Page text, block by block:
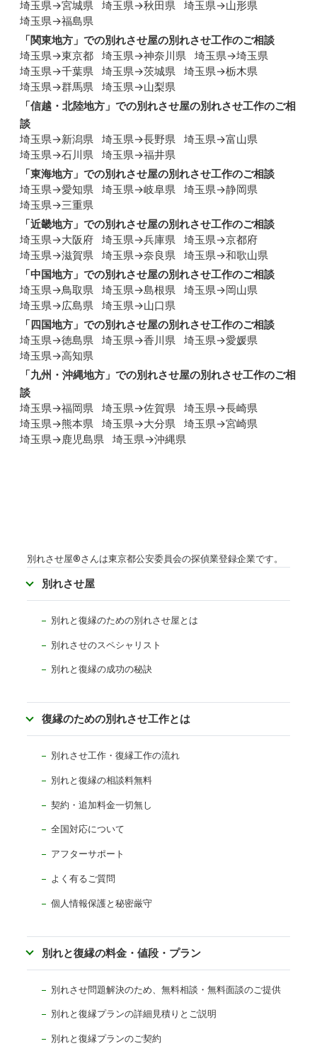
埼玉県→宮城県
埼玉県→秋田県
埼玉県→山形県
埼玉県→福島県
「関東地方 」での別れさせ屋の別れさせ工作のご相談
埼玉県→東京都
埼玉県→神奈川県
埼玉県→埼玉県
埼玉県→千葉県
埼玉県→茨城県
埼玉県→栃木県
埼玉県→群馬県
埼玉県→山梨県
「信越・北陸地方 」での別れさせ屋の別れさせ工作のご相
談
埼玉県→新潟県
埼玉県→長野県
埼玉県→富山県
埼玉県→石川県
埼玉県→福井県
「東海地方 」での別れさせ屋の別れさせ工作のご相談
埼玉県→愛知県
埼玉県→岐阜県
埼玉県→静岡県
埼玉県→三重県
「近畿地方 」での別れさせ屋の別れさせ工作のご相談
埼玉県→大阪府
埼玉県→兵庫県
埼玉県→京都府
埼玉県→滋賀県
埼玉県→奈良県
埼玉県→和歌山県
「中国地方 」での別れさせ屋の別れさせ工作のご相談
埼玉県→鳥取県
埼玉県→島根県
埼玉県→岡山県
埼玉県→広島県
埼玉県→山口県
「四国地方 」での別れさせ屋の別れさせ工作のご相談
埼玉県→徳島県
埼玉県→香川県
埼玉県→愛媛県
埼玉県→高知県
「九州・沖縄地方 」での別れさせ屋の別れさせ工作のご相
談
埼玉県→福岡県
埼玉県→佐賀県
埼玉県→長崎県
埼玉県→熊本県
埼玉県→大分県
埼玉県→宮崎県
埼玉県→鹿児島県
埼玉県→沖縄県
別れさせ屋®さんは東京都公安委員会の探偵業登録企業です。
別れさせ屋
別れと復縁のための別れさせ屋とは
別れさせのスペシャリスト
別れと復縁の成功の秘訣
復縁のための別れさせ工作とは
別れさせ工作・復縁工作の流れ
別れと復縁の相談料無料
契約・追加料金一切無し
全国対応について
アフターサポート
よく有るご質問
個人情報保護と秘密厳守
別れと復縁の料金・値段・プラン
別れさせ問題解決のため、無料相談・無料面談のご提供
別れと復縁プランの詳細見積りとご説明
別れと復縁プランのご契約